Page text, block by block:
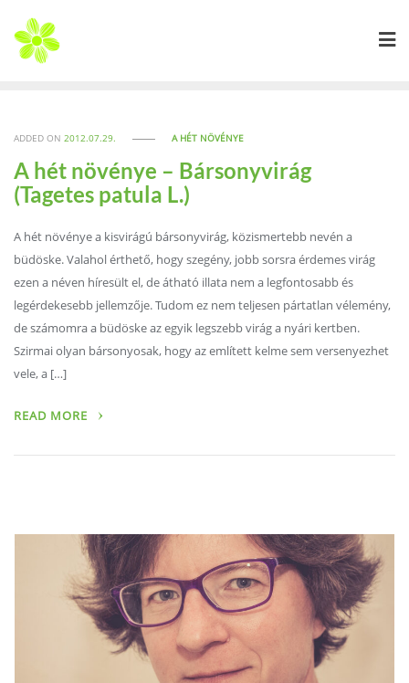
content
ADDED ON2012.07.29. A HÉT NÖVÉNYE
A hét növénye – Bársonyvirág
(Tagetes patula L.)
A hét növénye a kisvirágú bársonyvirág, közismertebb nevén a
büdöske. Valahol érthető, hogy szegény, jobb sorsra érdemes virág
ezen a néven híresült el, de átható illata nem a legfontosabb és
legérdekesebb jellemzője. Tudom ez nem teljesen pártatlan vélemény,
de számomra a büdöske az egyik legszebb virág a nyári kertben.
Szirmai olyan bársonyosak, hogy az említett kelme sem versenyezhet
vele, a […]
READ MORE